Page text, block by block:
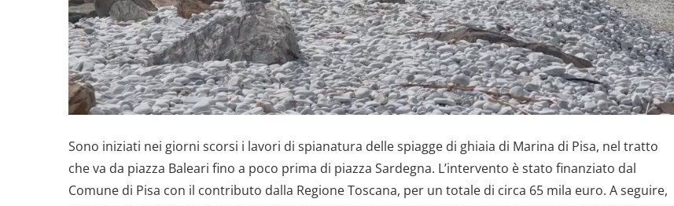
il
video
Sono iniziati nei giorni scorsi i lavori di spianatura delle spiagge di ghiaia di Marina di Pisa, nel tratto
che va da piazza Baleari fino a poco prima di piazza Sardegna. L’intervento è stato finanziato dal
Comune di Pisa con il contributo dalla Regione Toscana, per un totale di circa 65 mila euro. A seguire,